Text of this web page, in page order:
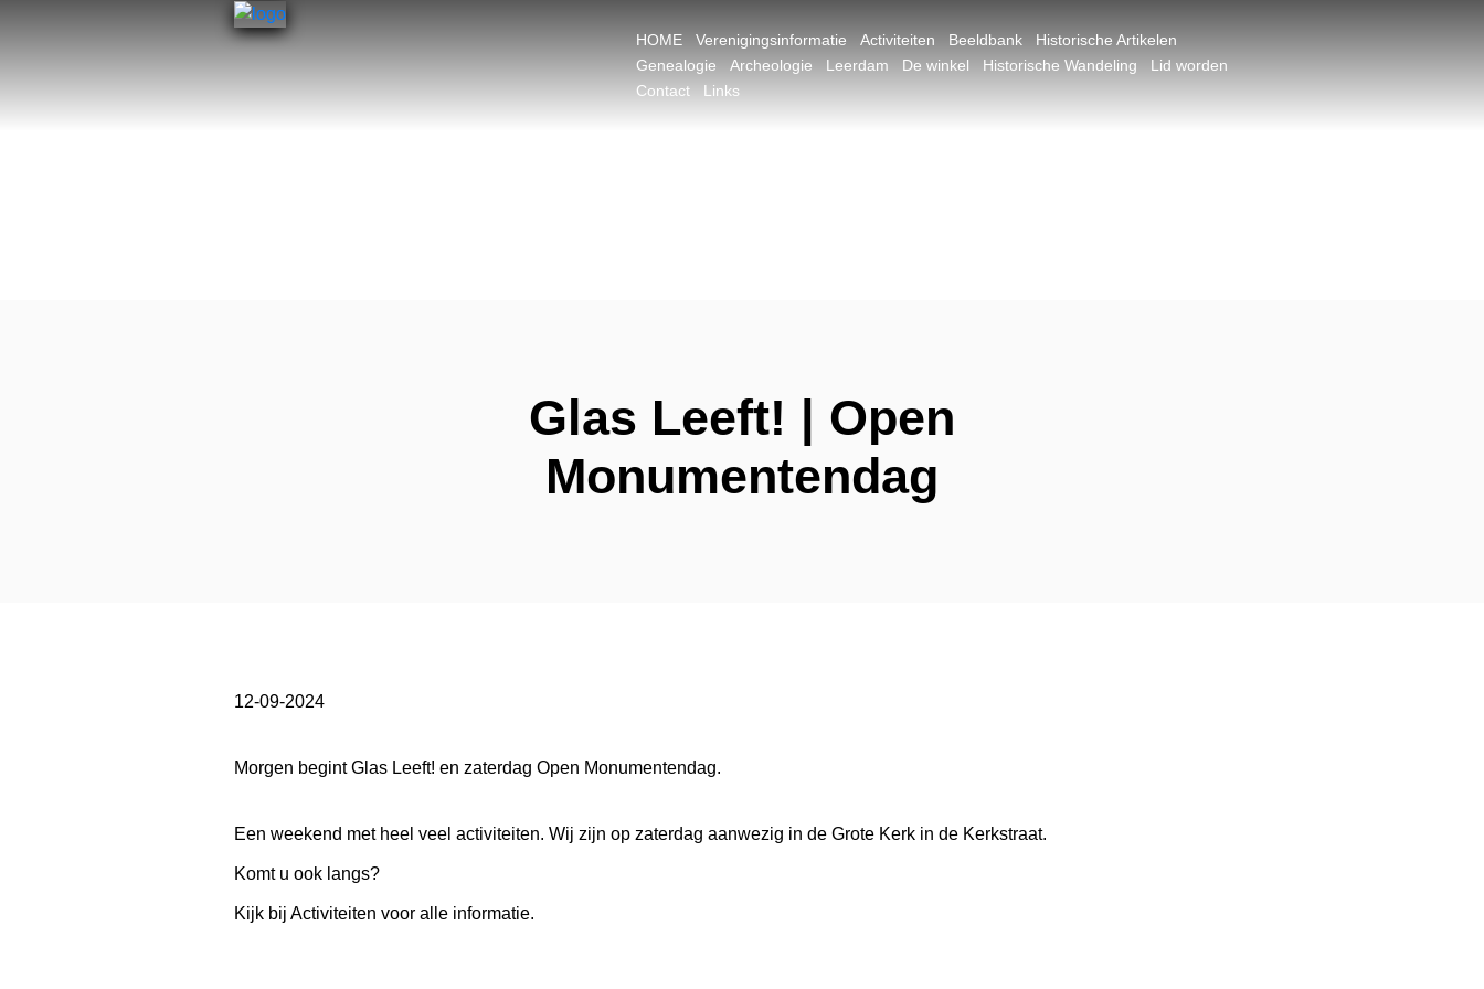
HOME Verenigingsinformatie Activiteiten Beeldbank
Historische Artikelen
Genealogie
Archeologie Leerdam De winkel Historische Wandeling
Lid worden
Contact
Links
Glas Leeft! | Open
Monumentendag
12-09-2024
Morgen begint Glas Leeft! en zaterdag Open Monumentendag.
Een weekend met heel veel activiteiten. Wij zijn op zaterdag aanwezig in de Grote Kerk in de Kerkstraat.
Komt u ook langs?
Kijk bij Activiteiten voor alle informatie.